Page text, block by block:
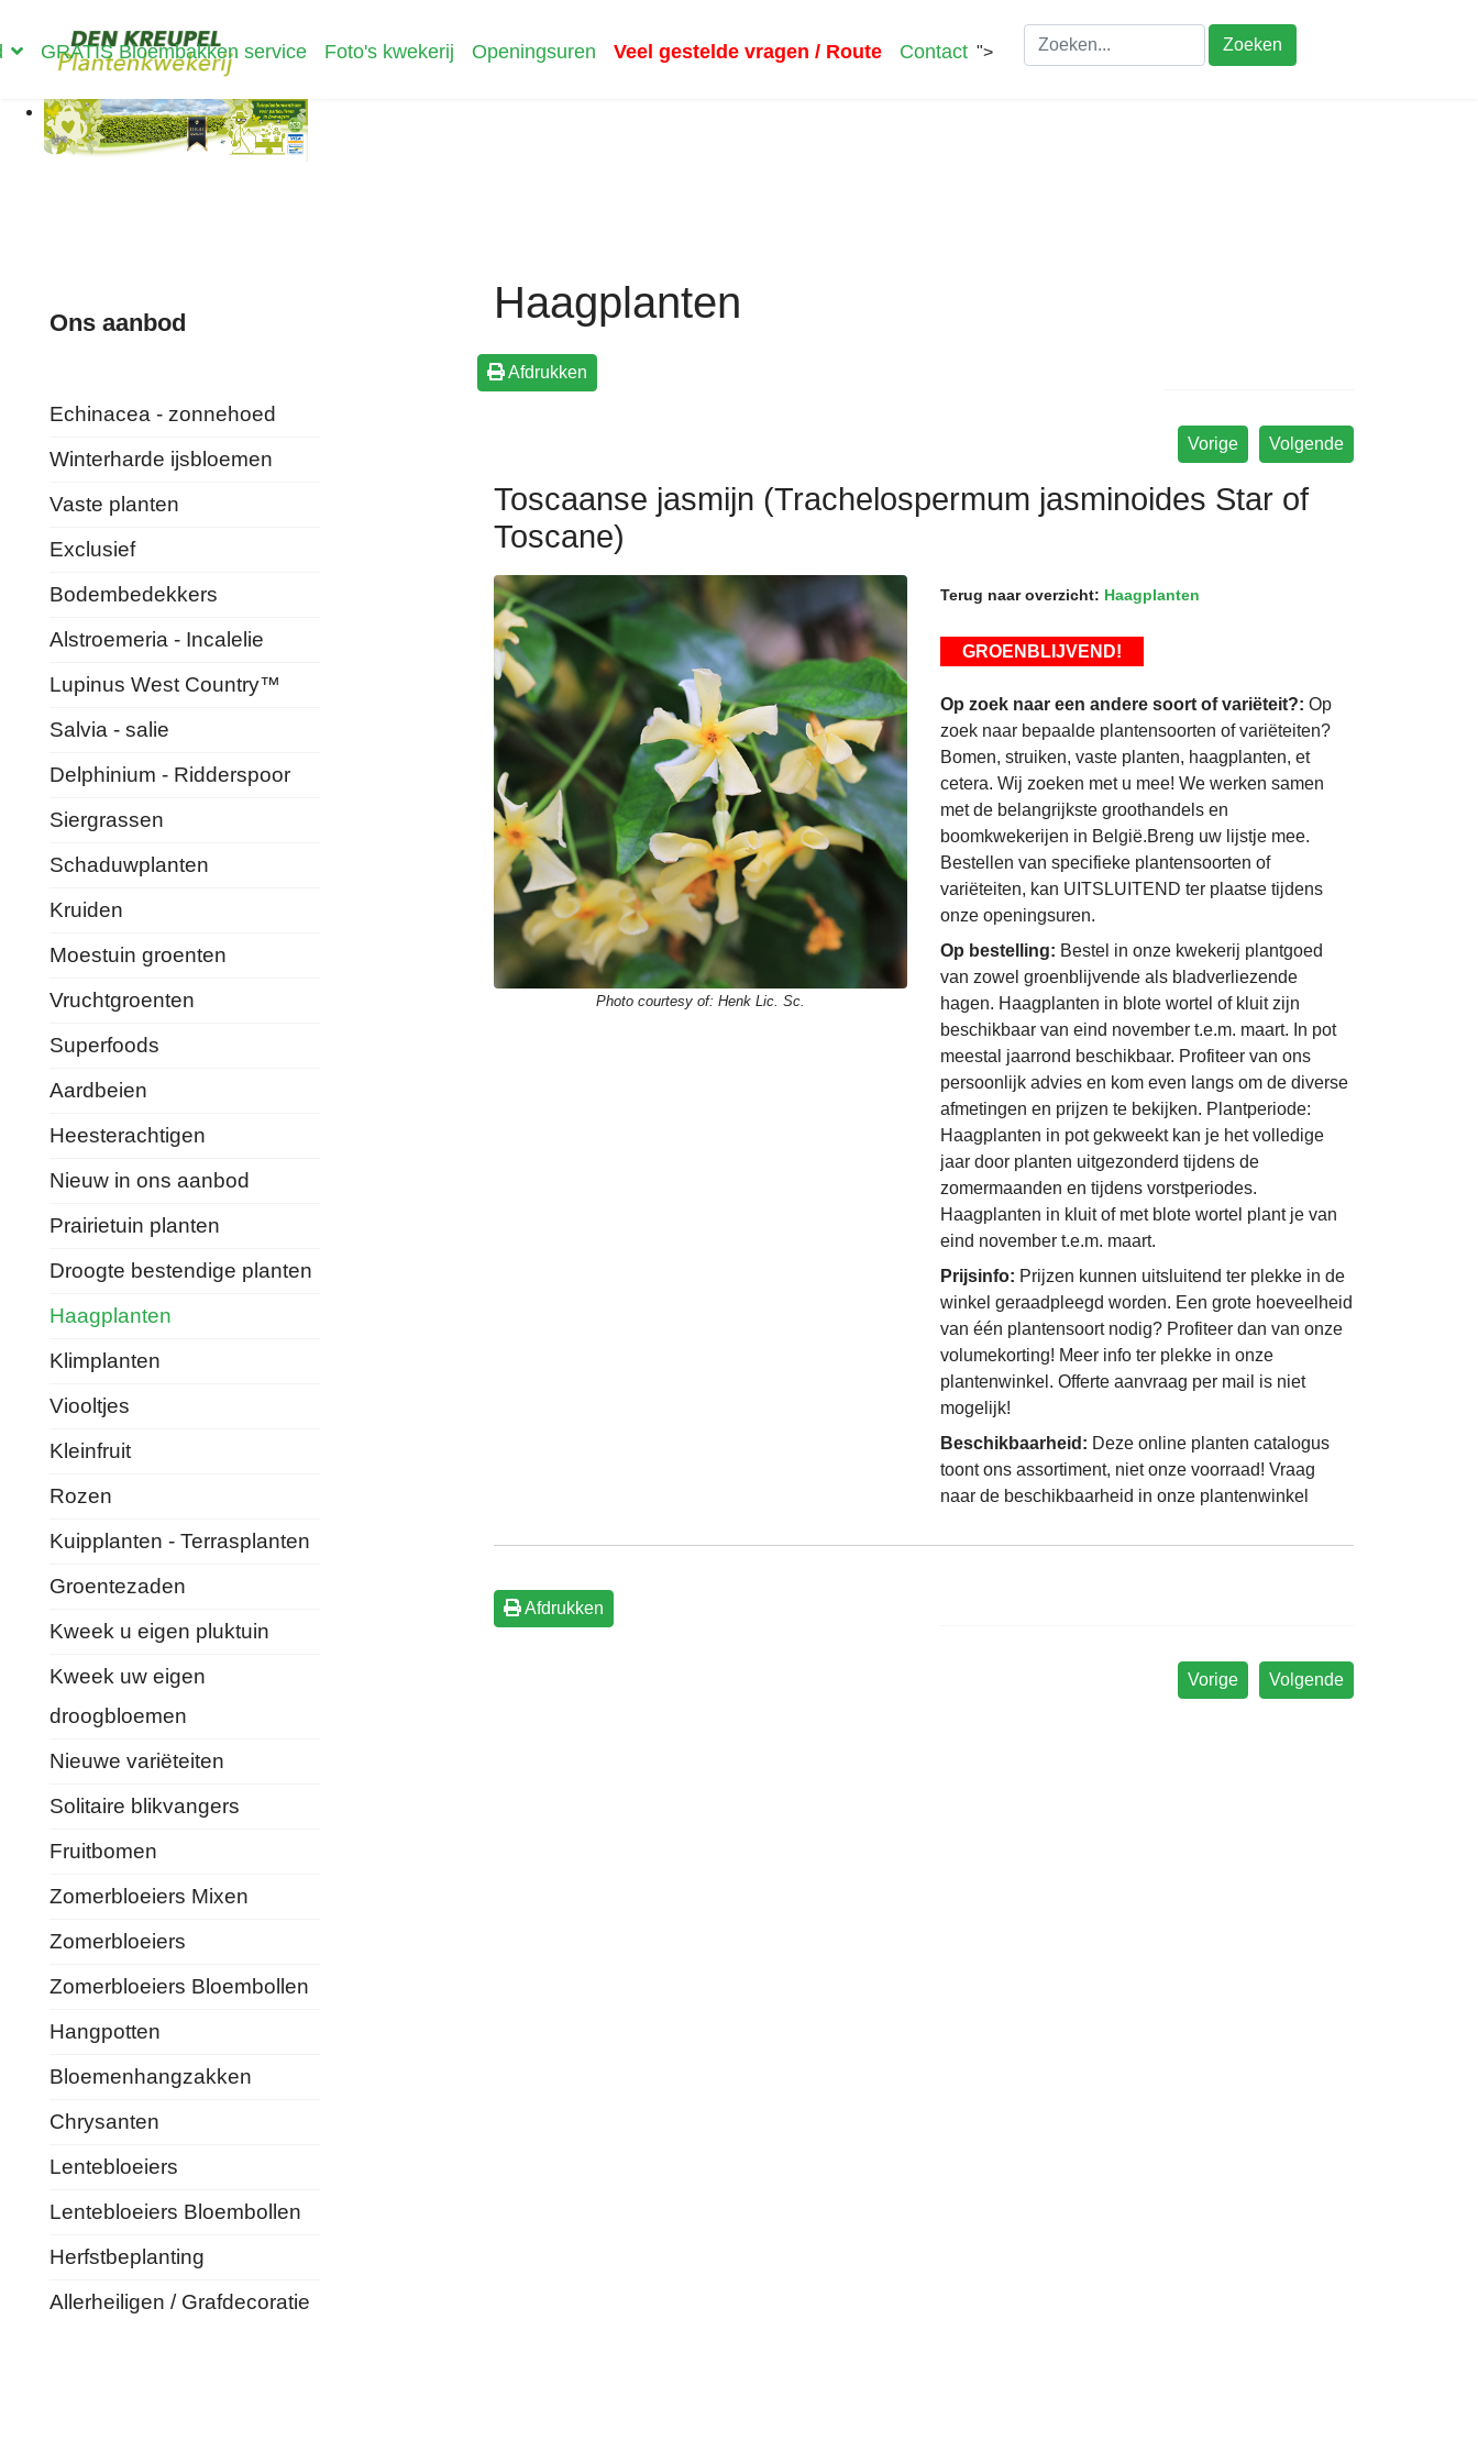
GRATIS Bloembakken service Foto's kwekerij Openingsuren Veel gestelde vragen / Route Contact "> Zoeken
Ons aanbod
Echinacea - zonnehoed
Winterharde ijsbloemen
Vaste planten
Exclusief
Bodembedekkers
Alstroemeria - Incalelie
Lupinus West Country™
Salvia - salie
Delphinium - Ridderspoor
Siergrassen
Schaduwplanten
Kruiden
Moestuin groenten
Vruchtgroenten
Superfoods
Aardbeien
Heesterachtigen
Nieuw in ons aanbod
Prairietuin planten
Droogte bestendige planten
Haagplanten
Klimplanten
Viooltjes
Kleinfruit
Rozen
Kuipplanten - Terrasplanten
Groentezaden
Kweek u eigen pluktuin
Kweek uw eigen
droogbloemen
Nieuwe variëteiten
Solitaire blikvangers
Fruitbomen
Zomerbloeiers Mixen
Zomerbloeiers
Zomerbloeiers Bloembollen
Hangpotten
Bloemenhangzakken
Chrysanten
Lentebloeiers
Lentebloeiers Bloembollen
Herfstbeplanting
Allerheiligen / Grafdecoratie
Haagplanten
Afdrukken
Volgende
Vorige
Toscaanse jasmijn (Trachelospermum jasminoides Star of
Toscane)
Photo courtesy of: Henk Lic. Sc.
Terug naar overzicht: Haagplanten
GROENBLIJVEND!
Op zoek naar een andere soort of variëteit?: Op
zoek naar bepaalde plantensoorten of variëteiten?
Bomen, struiken, vaste planten, haagplanten, et
cetera. Wij zoeken met u mee! We werken samen
met de belangrijkste groothandels en
boomkwekerijen in België.Breng uw lijstje mee.
Bestellen van specifieke plantensoorten of
variëteiten, kan UITSLUITEND ter plaatse tijdens
onze openingsuren.
Op bestelling: Bestel in onze kwekerij plantgoed
van zowel groenblijvende als bladverliezende
hagen. Haagplanten in blote wortel of kluit zijn
beschikbaar van eind november t.e.m. maart. In pot
meestal jaarrond beschikbaar. Profiteer van ons
persoonlijk advies en kom even langs om de diverse
afmetingen en prijzen te bekijken. Plantperiode:
Haagplanten in pot gekweekt kan je het volledige
jaar door planten uitgezonderd tijdens de
zomermaanden en tijdens vorstperiodes.
Haagplanten in kluit of met blote wortel plant je van
eind november t.e.m. maart.
Prijsinfo: Prijzen kunnen uitsluitend ter plekke in de
winkel geraadpleegd worden. Een grote hoeveelheid
van één plantensoort nodig? Profiteer dan van onze
volumekorting! Meer info ter plekke in onze
plantenwinkel. Offerte aanvraag per mail is niet
mogelijk!
Beschikbaarheid: Deze online planten catalogus
toont ons assortiment, niet onze voorraad! Vraag
naar de beschikbaarheid in onze plantenwinkel
Afdrukken
Volgende
Vorige